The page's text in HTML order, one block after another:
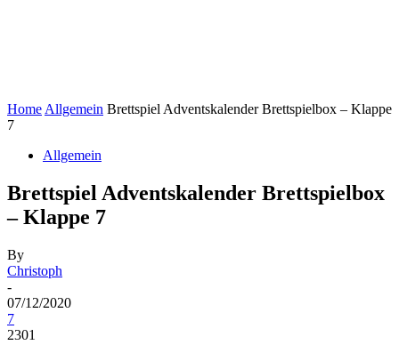
Home Allgemein Brettspiel Adventskalender Brettspielbox – Klappe
7
Allgemein
Brettspiel Adventskalender Brettspielbox
– Klappe 7
By
Christoph
-
07/12/2020
7
2301